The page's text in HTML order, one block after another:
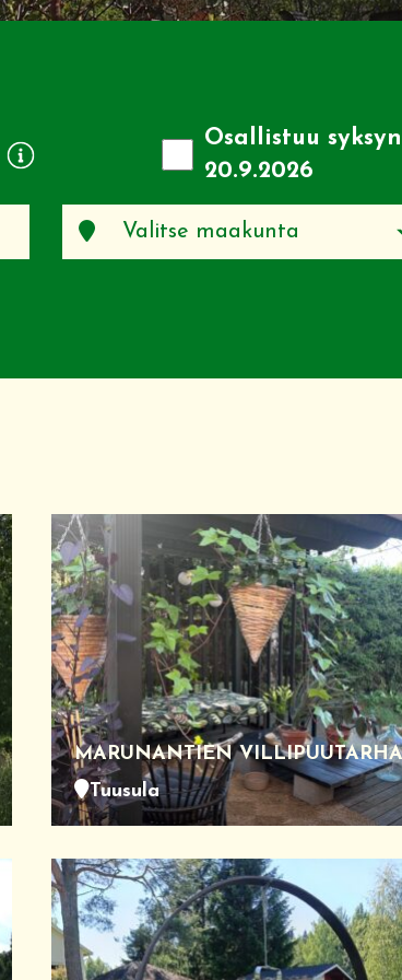
Osallistuu
20.9.2026
MARUNANTIEN
Tuusula